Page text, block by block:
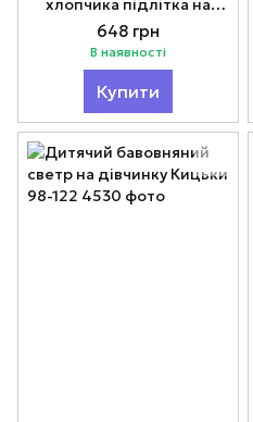
хлопчика підлітка на
флісовій підкладці 134-
164
648 грн
В наявності
Купити